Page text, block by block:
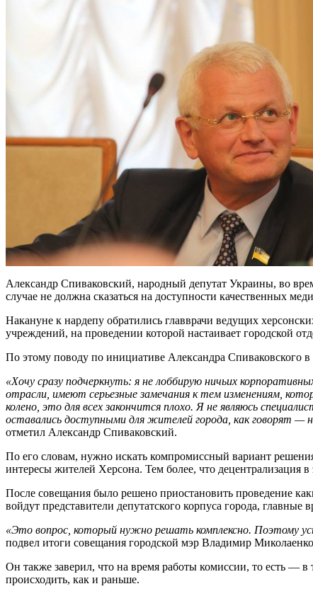
Александр Спиваковский, народный депутат Украины, во
случае не должна сказаться на доступности качественных
Накануне к нардепу обратились главврачи ведущих
учреждений, на проведении которой настаивает городской
По этому поводу по инициативе Александра Спиваковского в
«Хочу сразу подчеркнуть: я не лоббирую ничьих
отрасли, имеют серьезные замечания к тем изменениям,
колено, это для всех закончится плохо. Я не являюсь
оставались доступными для жителей города, как говорят —
отметил Александр Спиваковский.
По его словам, нужно искать компромиссный вариант
интересы жителей Херсона. Тем более, что децентрализация
После совещания было решено приостановить проведение
войдут представители депутатского корпуса города,
«Это вопрос, который нужно решать комплексно. Поэтому
подвел итоги совещания городской мэр Владимир
Он также заверил, что на время работы комиссии, то есть —
происходить, как и раньше.